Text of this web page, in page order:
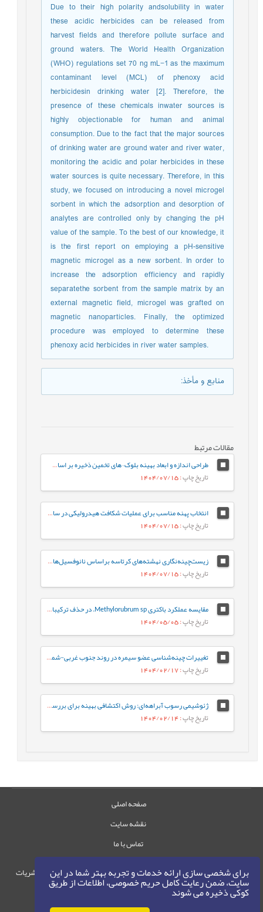
برای شخصی سازی ارائه خدمات و تجربه بهتر شما در این
سایت، ضمن رعایت کامل حریم خصوصی، اطلاعات از طریق
کوکی ذخیره می شوند
Due to their high polarity andsolubility in water
these acidic herbicides can be released from
harvest fields and therefore pollute surface and
ground waters. The World Health Organization
(WHO) regulations set 70 ng mL−1 as the maximum
contaminant level (MCL) of phenoxy acid
herbicidesin drinking water [2]. Therefore, the
presence of these chemicals inwater sources is
highly objectionable for human and animal
consumption. Due to the fact that the major sources
of drinking water are ground water and river water,
monitoring the acidic and polar herbicides in these
water sources is quite necessary. Therefore, in this
study, we focused on introducing a novel microgel
sorbent in which the adsorption and desorption of
analytes are controlled only by changing the pH
value of the sample. To the best of our knowledge, it
is the first report on employing a pH-sensitive
magnetic microgel as a new sorbent. In order to
increase the adsorption efficiency and rapidly
separatethe sorbent from the sample matrix by an
external magnetic field, microgel was grafted on
magnetic nanoparticles. Finally, the optimized
procedure was employed to determine these
phenoxy acid herbicides in river water samples.
منابع و مأخذ:
مقالات مرتبط
طراحی اندازه و ابعاد بهینه بلوک¬های تخمین ذخیره بر اساس معیارهای مختلف (مورد مطالعه: کانسار طلای زرزیمای موچش)
تاریخ چاپ: 1404/07/15
انتخاب پهنه مناسب برای عملیات شکافت هیدرولیکی در سازندهای ایلام و سروک در یکی از چاه-های نفتی میادین جنوب غربی ایران
تاریخ چاپ: 1404/07/15
زیست‌چینه‌نگاری نهشته‌های کرتاسه براساس نانوفسیل‌های آهکی در برش کوهبنان (شمال غرب کرمان، حوضه رسوبی ایران مرکزی)
تاریخ چاپ: 1404/07/15
مقایسه عملکرد باکتری Methylorubrum sp. در حذف ترکیبات نفت خام به‌صورت آزاد و تثبیت‌شده: رویکردی بر پایه فعالیت آنزیم‌های کلیدی
تاریخ چاپ: 1404/05/05
تغییرات چینه‌شناسی عضو سیمره در روند جنوب غربی-شمال شرقی زیرزون ساختاری لرستان، حوضه زاگرس
تاریخ چاپ: 1404/02/17
ژئوشیمی رسوب آبراهه‌ای: روش اکتشافی بهینه برای بررسی کانه‌زایی مس در گستره چاه رستم، جنوب بیرجند
تاریخ چاپ: 1404/02/14
صفحه اصلی
نقشه سایت
تماس با ما
حقوق این وب‌سایت متعلق به سامانه مدیریت نشریات
رایمگ است.